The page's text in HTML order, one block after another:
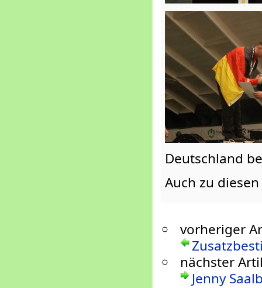
Deutschland
Auch zu
vorheriger
nächster
Jenny